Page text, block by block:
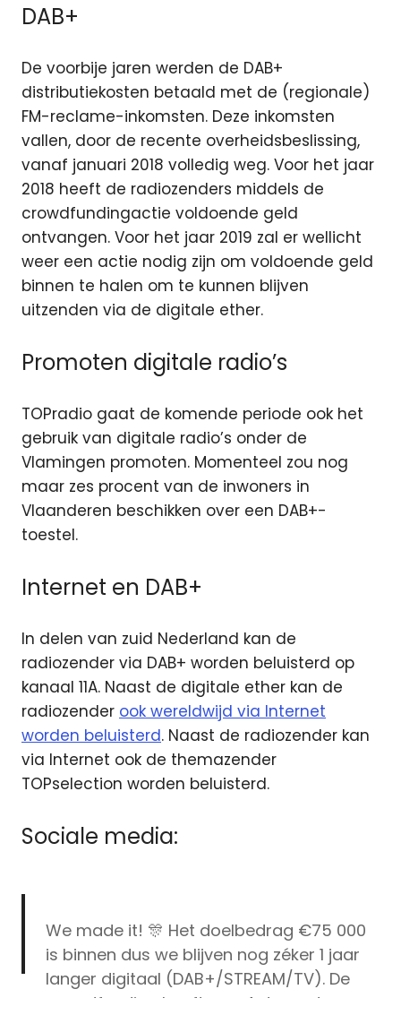
DAB+
De voorbije jaren werden de DAB+
distributiekosten betaald met de (regionale)
FM-reclame-inkomsten. Deze inkomsten
vallen, door de recente overheidsbeslissing,
vanaf januari 2018 volledig weg. Voor het jaar
2018 heeft de radiozenders middels de
crowdfundingactie voldoende geld
ontvangen. Voor het jaar 2019 zal er wellicht
weer een actie nodig zijn om voldoende geld
binnen te halen om te kunnen blijven
uitzenden via de digitale ether.
Promoten digitale radio’s
TOPradio gaat de komende periode ook het
gebruik van digitale radio’s onder de
Vlamingen promoten. Momenteel zou nog
maar zes procent van de inwoners in
Vlaanderen beschikken over een DAB+-
toestel.
Internet en DAB+
In delen van zuid Nederland kan de
radiozender via DAB+ worden beluisterd op
kanaal 11A. Naast de digitale ether kan de
radiozender ook wereldwijd via Internet
worden beluisterd. Naast de radiozender kan
via Internet ook de themazender
TOPselection worden beluisterd.
Sociale media:
We made it! 🎊 Het doelbedrag €75 000
is binnen dus we blijven nog zéker 1 jaar
langer digitaal (DAB+/STREAM/TV). De
crowdfunding heeft nog 4 dagen te gaan